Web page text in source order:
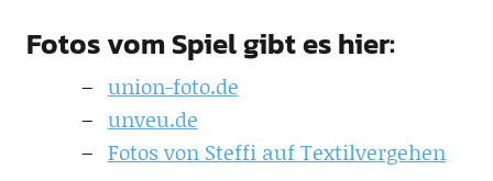
Fotos vom Spiel gibt es hier:
union-foto.de
unveu.de
Fotos von Steffi auf Textilvergehen